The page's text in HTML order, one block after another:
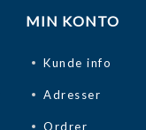
MIN KONTO
Kunde info
Adresser
Ordrer